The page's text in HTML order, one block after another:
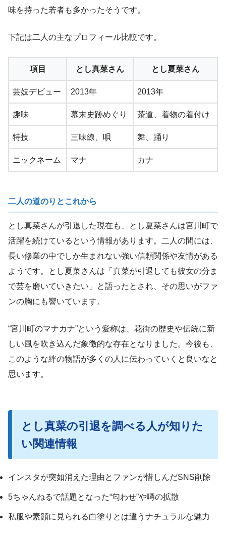
味を持った若者も多かったそうです。
下記は二人の主なプロフィール比較です。
項目 とし真菜さん とし夏菜さん
芸妓デビュー 2013年 2013年
趣味 幕末史跡めぐり 茶道、着物の着付け
特技 三味線、唄 舞、踊り
ニックネーム マナ カナ
二人の道のりとこれから
とし真菜さんが引退した現在も、とし夏菜さんは宮川町で
活躍を続けているという情報があります。二人の間には、
長い修業の中でしか生まれない強い信頼関係や友情がある
ようです。とし夏菜さんは「真菜が引退しても彼女の分ま
で芸を磨いていきたい」と語ったとされ、その思いがファ
ンの胸にも響いています。
“宮川町のマナカナ”という愛称は、花街の歴史や伝統に新
しい風を吹き込んだ象徴的な存在となりました。今後も、
このような絆の物語が多くの人に伝わっていくと良いなと
思います。
とし真菜の引退を調べる人が知りた
い関連情報
インスタが突如消えた理由とファンが惜しんだSNS削除
5ちゃんねるで話題となった“匂わせ”や噂の拡散
私服や素顔に見られる白塗りとは違うナチュラルな魅力